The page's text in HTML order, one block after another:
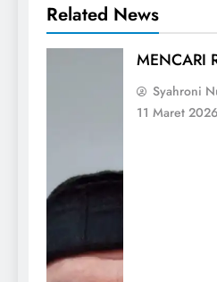
Related News
MENCARI
Syahroni
11 Maret 2026